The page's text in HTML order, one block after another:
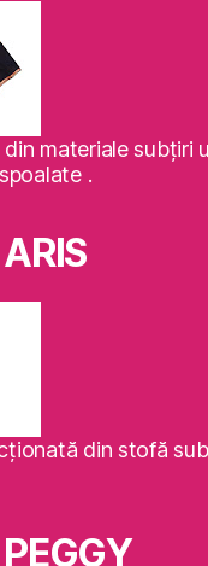
materiale subţiri
.
din stofă